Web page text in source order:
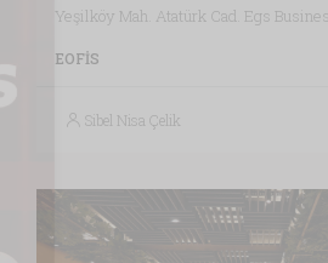
EOFIS
Sibel Nisa Çelik